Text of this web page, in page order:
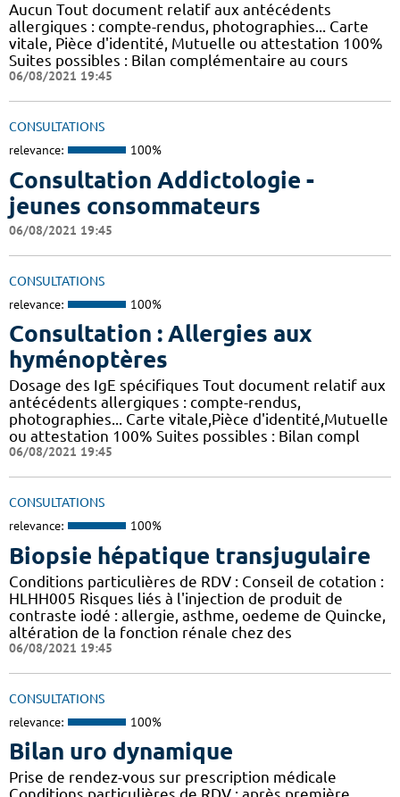
Aucun Tout document relatif aux antécédents
allergiques : compte-rendus, photographies... Carte
vitale, Pièce d'identité, Mutuelle ou attestation 100%
Suites possibles : Bilan complémentaire au cours
06/08/2021 19:45
CONSULTATIONS
relevance: 100%
Consultation Addictologie -
jeunes consommateurs
06/08/2021 19:45
CONSULTATIONS
relevance: 100%
Consultation : Allergies aux
hyménoptères
Dosage des IgE spécifiques Tout document relatif aux
antécédents allergiques : compte-rendus,
photographies... Carte vitale,Pièce d'identité,Mutuelle
ou attestation 100% Suites possibles : Bilan compl
06/08/2021 19:45
CONSULTATIONS
relevance: 100%
Biopsie hépatique transjugulaire
Conditions particulières de RDV : Conseil de cotation :
HLHH005 Risques liés à l'injection de produit de
contraste iodé : allergie, asthme, oedeme de Quincke,
altération de la fonction rénale chez des
06/08/2021 19:45
CONSULTATIONS
relevance: 100%
Bilan uro dynamique
Prise de rendez-vous sur prescription médicale